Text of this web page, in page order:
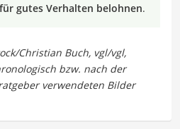
gutes Verhalten belohnen.